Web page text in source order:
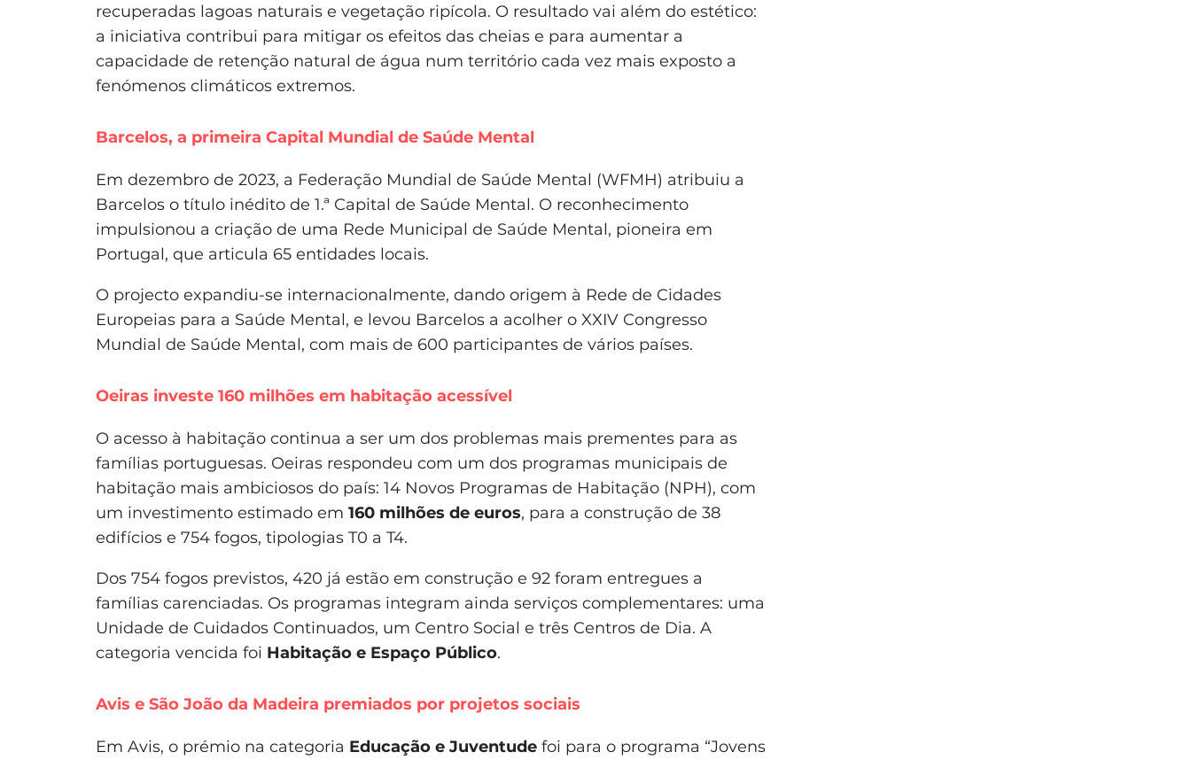
recuperadas lagoas naturais e vegetação ripícola. O resultado vai além do estético:
a iniciativa contribui para mitigar os efeitos das cheias e para aumentar a
capacidade de retenção natural de água num território cada vez mais exposto a
fenómenos climáticos extremos.
Barcelos, a primeira Capital Mundial de Saúde Mental
Em dezembro de 2023, a Federação Mundial de Saúde Mental (WFMH) atribuiu a
Barcelos o título inédito de 1.ª Capital de Saúde Mental. O reconhecimento
impulsionou a criação de uma Rede Municipal de Saúde Mental, pioneira em
Portugal, que articula 65 entidades locais.
O projecto expandiu-se internacionalmente, dando origem à Rede de Cidades
Europeias para a Saúde Mental, e levou Barcelos a acolher o XXIV Congresso
Mundial de Saúde Mental, com mais de 600 participantes de vários países.
Oeiras investe 160 milhões em habitação acessível
O acesso à habitação continua a ser um dos problemas mais prementes para as
famílias portuguesas. Oeiras respondeu com um dos programas municipais de
habitação mais ambiciosos do país: 14 Novos Programas de Habitação (NPH), com
um investimento estimado em 160 milhões de euros, para a construção de 38
edifícios e 754 fogos, tipologias T0 a T4.
Dos 754 fogos previstos, 420 já estão em construção e 92 foram entregues a
famílias carenciadas. Os programas integram ainda serviços complementares: uma
Unidade de Cuidados Continuados, um Centro Social e três Centros de Dia. A
categoria vencida foi Habitação e Espaço Público.
Avis e São João da Madeira premiados por projetos sociais
Em Avis, o prémio na categoria Educação e Juventude foi para o programa “Jovens